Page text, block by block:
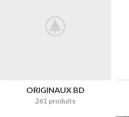
ORIGINAUX BD
261 produits